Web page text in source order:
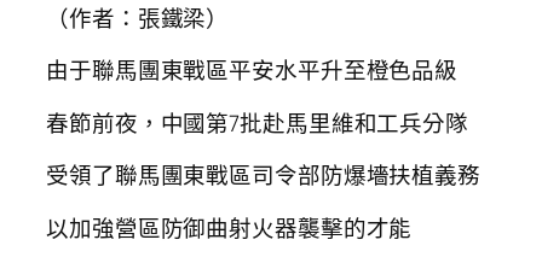
（作者：張鐵梁）
由于聯馬團東戰區平安水平升至橙色品級
春節前夜，中國第7批赴馬里維和工兵分隊
受領了聯馬團東戰區司令部防爆墻扶植義務
以加強營區防御曲射火器襲擊的才能